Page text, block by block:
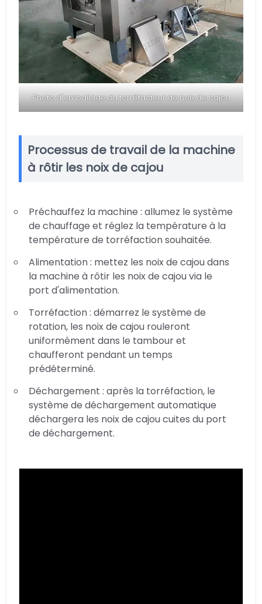
Photo d'emballage du torréfacteur de noix de cajou
Processus de travail de la machine
à rôtir les noix de cajou
Préchauffez la machine : allumez le système
de chauffage et réglez la température à la
température de torréfaction souhaitée.
Alimentation : mettez les noix de cajou dans
la machine à rôtir les noix de cajou via le
port d'alimentation.
Torréfaction : démarrez le système de
rotation, les noix de cajou rouleront
uniformément dans le tambour et
chaufferont pendant un temps
prédéterminé.
Déchargement : après la torréfaction, le
système de déchargement automatique
déchargera les noix de cajou cuites du port
de déchargement.